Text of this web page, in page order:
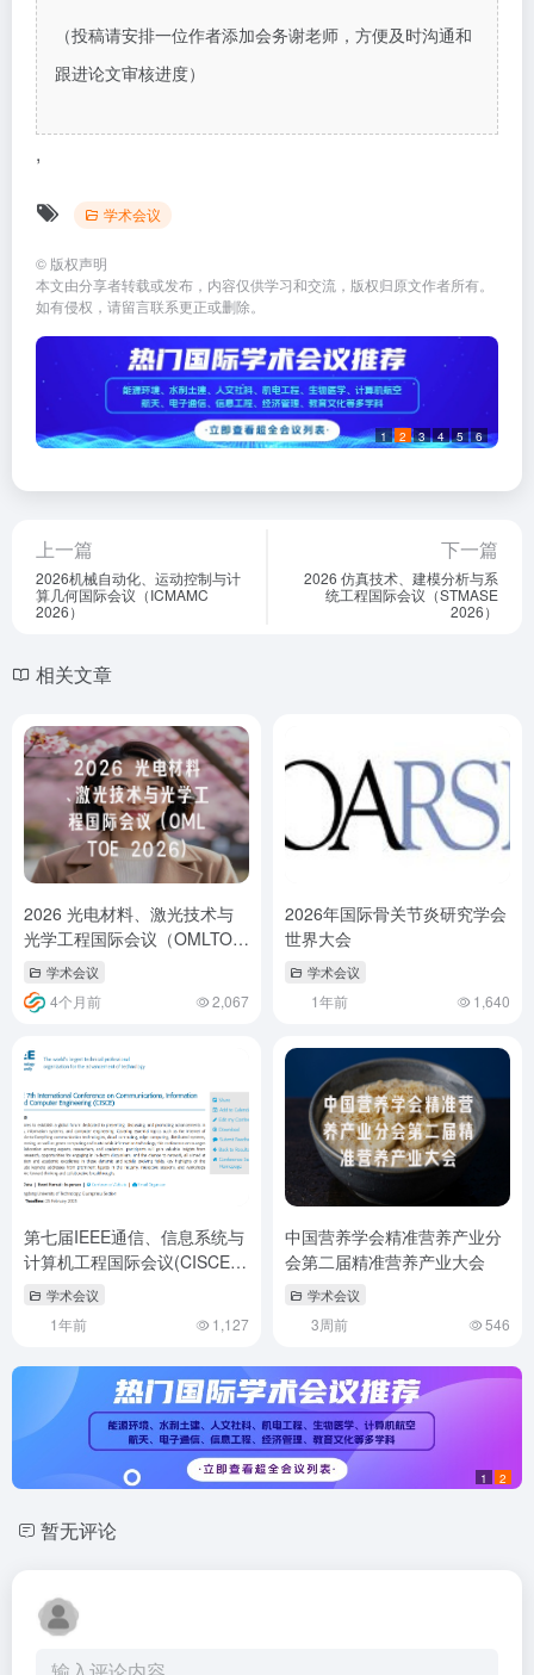
（投稿请安排一位作者添加会务谢老师，方便及时沟通和
跟进论文审核进度）
,
学术会议
© 版权声明
本文由分享者转载或发布，内容仅供学习和交流，版权归原文作者所有。
如有侵权，请留言联系更正或删除。
1 2 3 4 5 6
上一篇
2026机械自动化、运动控制与计
算几何国际会议（ICMAMC
2026）
下一篇
2026 仿真技术、建模分析与系
统工程国际会议（STMASE
2026）
相关文章
2026 光电材料、激光技术与
光学工程国际会议（OMLTOE
2026）
学术会议
4个月前 2,067
2026年国际骨关节炎研究学会
世界大会
学术会议
1年前 1,640
第七届IEEE通信、信息系统与
计算机工程国际会议(CISCE
2025)学术会议
1年前 1,127
中国营养学会精准营养产业分
会第二届精准营养产业大会
学术会议
3周前 546
1 2
暂无评论